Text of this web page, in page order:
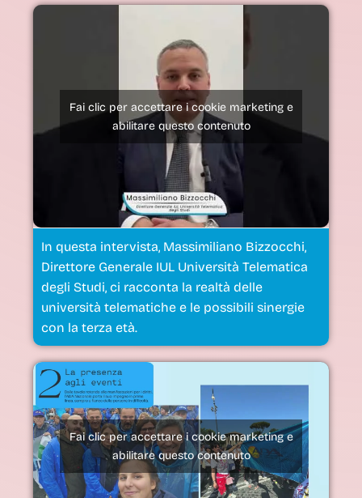
Fai clic per accettare i cookie marketing e
abilitare questo contenuto
In questa intervista, Massimiliano Bizzocchi,
Direttore Generale IUL Università Telematica
degli Studi, ci racconta la realtà delle
università telematiche e le possibili sinergie
con la terza età.
Fai clic per accettare i cookie marketing e
abilitare questo contenuto